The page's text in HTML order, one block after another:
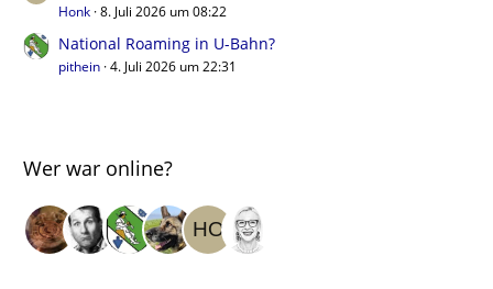
Honk 8. Juli 2026 um 08:22
National Roaming in U-Bahn?
pithein 4. Juli 2026 um 22:31
Wer war online?